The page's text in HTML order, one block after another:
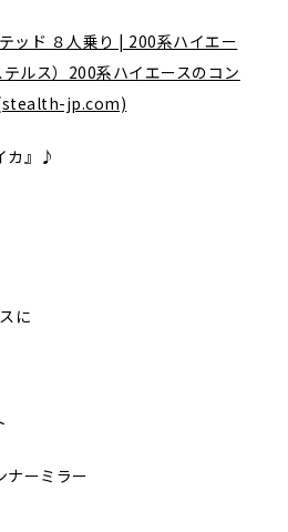
ッド ８人乗り | 200系ハイエー
ルス）200系ハイエースのコン
(stealth-jp.com)
カ』♪
に
ナーミラー